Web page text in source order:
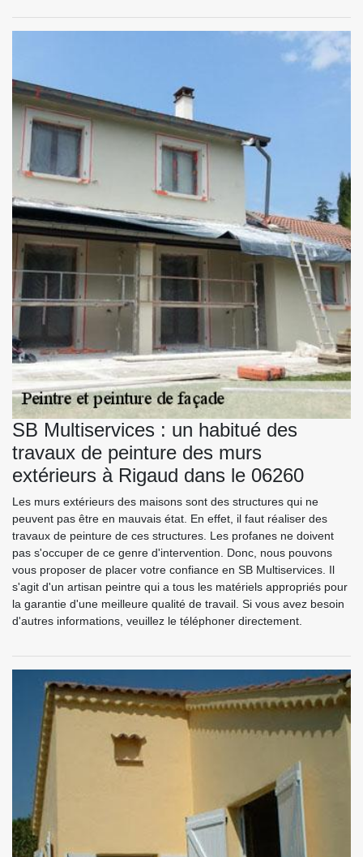
SB Multiservices : un habitué des
travaux de peinture des murs
extérieurs à Rigaud dans le 06260
Les murs extérieurs des maisons sont des structures qui ne
peuvent pas être en mauvais état. En effet, il faut réaliser des
travaux de peinture de ces structures. Les profanes ne doivent
pas s'occuper de ce genre d'intervention. Donc, nous pouvons
vous proposer de placer votre confiance en SB Multiservices. Il
s'agit d'un artisan peintre qui a tous les matériels appropriés pour
la garantie d'une meilleure qualité de travail. Si vous avez besoin
d'autres informations, veuillez le téléphoner directement.